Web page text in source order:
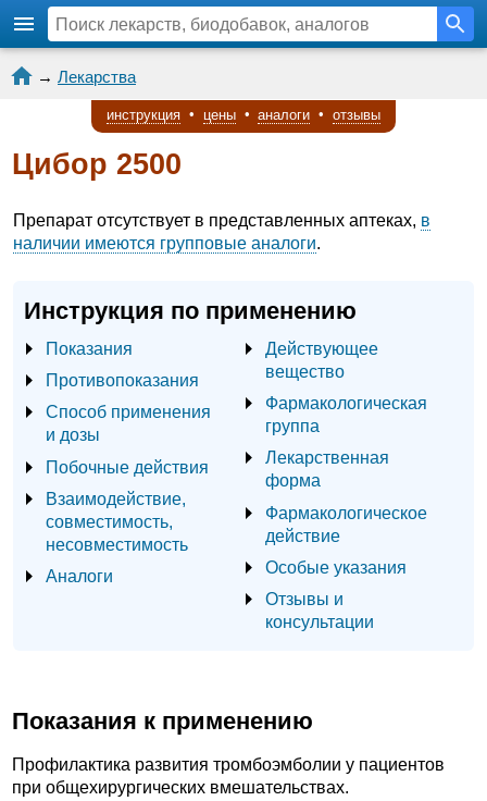
→ Лекарства
инструкция • цены • аналоги • отзывы
Цибор 2500
Препарат отсутствует в представленных аптеках, в
наличии имеются групповые аналоги.
Инструкция по применению
Показания
Противопоказания
Способ применения
и дозы
Побочные действия
Взаимодействие,
совместимость,
несовместимость
Аналоги
Действующее
вещество
Фармакологическая
группа
Лекарственная
форма
Фармакологическое
действие
Особые указания
Отзывы и
консультации
Показания к применению
Профилактика развития тромбоэмболии у пациентов
при общехирургических вмешательствах.